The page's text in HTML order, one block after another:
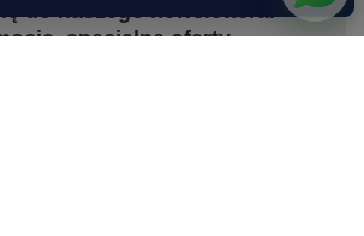
specjalne oferty.